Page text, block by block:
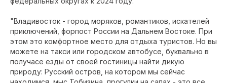
"Владивосток - город моряков, романтиков, искателей
приключений, форпост России на Дальнем Востоке. При
этом это комфортное место для отдыха туристов. Но вы
можете на такси или городском автобусе, буквально в
получасе езды от своей гостиницы найти дикую
природу: Русский остров, на котором мы сейчас